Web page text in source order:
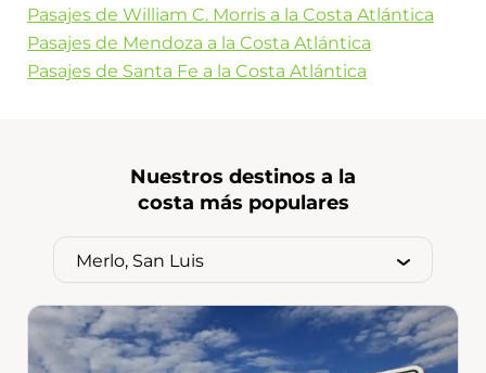
Pasajes de William C. Morris a la Costa Atlántica
Pasajes de Mendoza a la Costa Atlántica
Pasajes de Santa Fe a la Costa Atlántica
Nuestros destinos a la
costa más populares